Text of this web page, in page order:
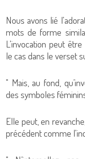
Nous avons lié
mots de forme
L'invocation peut
le cas dans le verset
" Mais, au fond,
des symboles
Elle peut, en
précédent comme